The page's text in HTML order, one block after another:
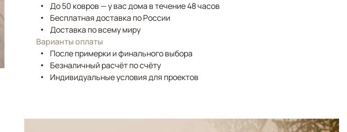
До 50 ковров — у вас дома в течение 48 часов
Бесплатная доставка по России
Доставка по всему миру
Варианты оплаты
После примерки и финального выбора
Безналичный расчёт по счёту
Индивидуальные условия для проектов